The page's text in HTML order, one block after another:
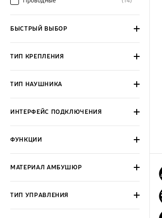
БЫСТРЫЙ ВЫБОР
ТИП КРЕПЛЕНИЯ
ТИП НАУШНИКА
ИНТЕРФЕЙС ПОДКЛЮЧЕНИЯ
ФУНКЦИИ
МАТЕРИАЛ АМБУШЮР
ТИП УПРАВЛЕНИЯ